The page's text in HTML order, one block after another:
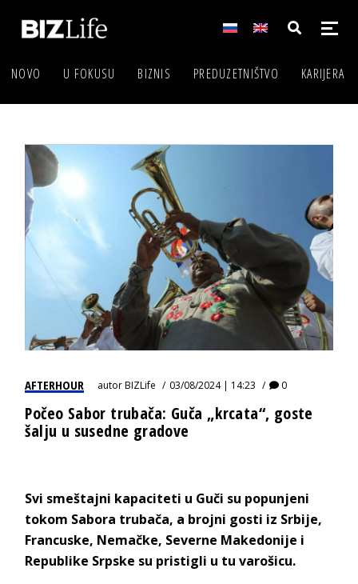
NOVO U FOKUSU BIZNIS PREDUZETNIŠTVO KARIJERA
AFTERHOUR autorBIZLife 03/08/2024 | 14:23 0
Počeo Sabor trubača: Guča „krcata“, goste
šalju u susedne gradove
Svi smeštajni kapaciteti u Guči su popunjeni
tokom Sabora trubača, a brojni gosti iz Srbije,
Francuske, Nemačke, Severne Makedonije i
Republike Srpske su pristigli u tu varošicu.